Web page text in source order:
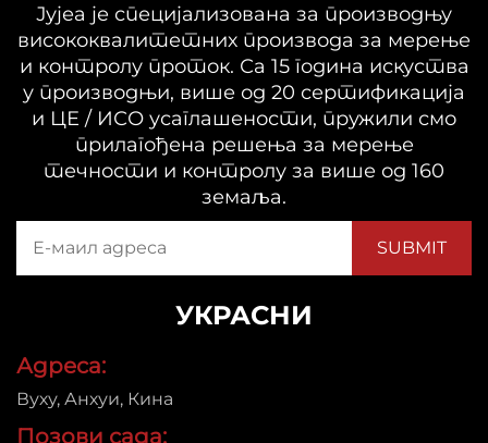
Јујеа је специјализована за производњу
висококвалитетних производа за мерење
и контролу проток. Са 15 година искуства
у производњи, више од 20 сертификација
и ЦЕ / ИСО усаглашености, пружили смо
прилагођена решења за мерење
течности и контролу за више од 160
земаља.
УКРАСНИ
Адреса:
Вуху, Анхуи, Кина
Позови сада: